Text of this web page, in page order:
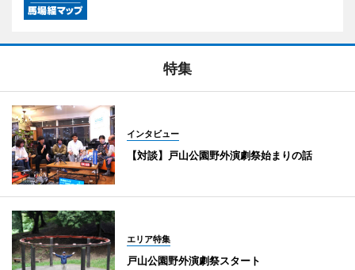
特集
インタビュー
【対談】戸山公園野外演劇祭始まりの話
エリア特集
戸山公園野外演劇祭スタート